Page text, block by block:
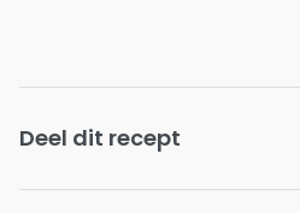
Deel dit recept